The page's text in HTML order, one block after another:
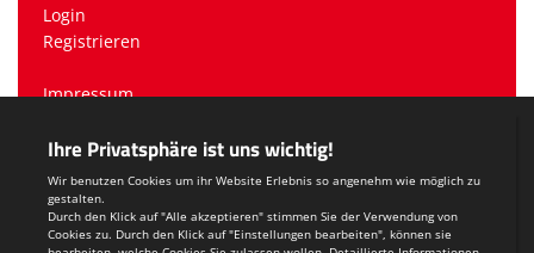
Login
Registrieren
Impressum
Teamsports 2
Dein Sportverein online